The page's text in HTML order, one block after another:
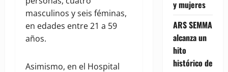
masculinos y seis féminas,
en edades entre 21 a 59
años.
Asimismo, en el Hospital
y mujeres
ARS SEMMA
alcanza un
hito
histórico de